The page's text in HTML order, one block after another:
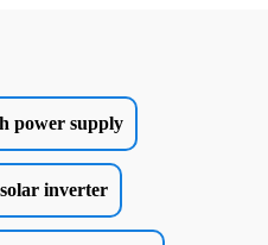
power supply
solar inverter